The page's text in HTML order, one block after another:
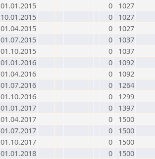
0
1027
0
1027
0
1027
0
1037
0
1037
0
1092
0
1092
0
1264
0
1299
0
1397
0
1500
0
1500
0
1500
0
1500